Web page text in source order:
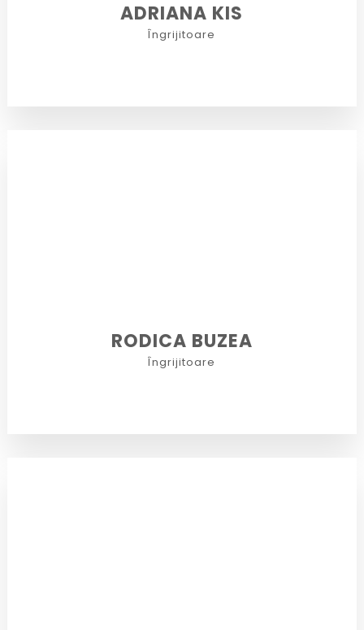
ADRIANA KIS
Îngrijitoare
RODICA BUZEA
Îngrijitoare